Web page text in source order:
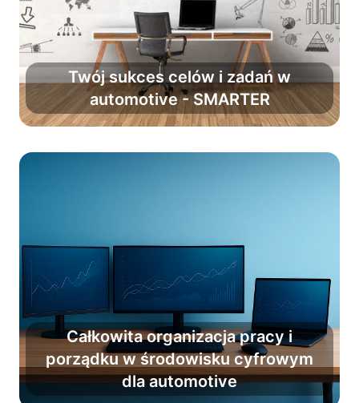
Twój sukces celów i zadań w
automotive - SMARTER
Zwiększ powodzenie planów o 90%.
Całkowita organizacja pracy i
porządku w środowisku cyfrowym
dla automotive
Wprowadź nawyk porządku i
organizacji jako stały element
codzienności.